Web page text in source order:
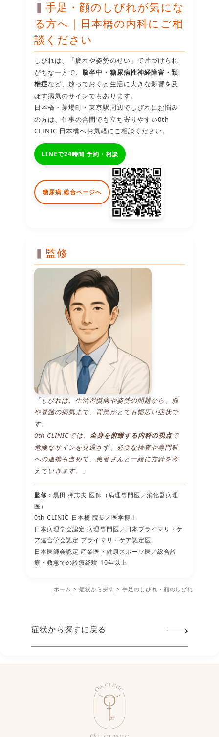
手足・顔のしびれが気にな
る方へ｜日本橋の内科にご相
談ください
しびれは、「疲れや姿勢のせい」で片づけられ
がちな一方で、 脳卒中・糖尿病性神経障害・頚
椎症など、放っておくと生活に大きな影響を及
ぼす病気のサインでもあります。
日本橋・茅場町・東京駅周辺でしびれにお悩み
の方は、仕事の合間でも立ち寄りやすい0th
CLINIC 日本橋へお気軽にご相談ください。
LINEで24時間 予約・相談
糖尿病 総合ページへ
監修
「しびれは、生活習慣病や姿勢の問題から、脳
や脊髄の病気まで、背景がとても幅広い症状で
す。
0th CLINICでは、 全身を俯瞰する内科の視点で
危険なサインを見逃さず、必要な検査や専門科
への連携も含めて、患者さんと一緒に方針を考
えていきます。」
監修：黒田 揮志夫 医師（病理専門医／消化器病理
医）
0th CLINIC 日本橋 院長／医学博士
日本病理学会認定 病理専門医／日本プライマリ・ケ
ア連合学会認定 プライマリ・ケア認定医
日本医師会認定 産業医・健康スポーツ医／総合診
療・救急での診療経験 10年以上
ホーム > 症状から探す > 手足のしびれ・顔のしびれ
症状から探すに戻る